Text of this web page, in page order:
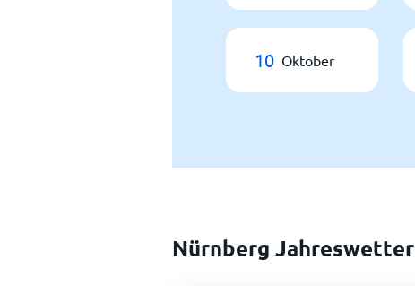
10 Oktober
Nürnberg Jahreswetter